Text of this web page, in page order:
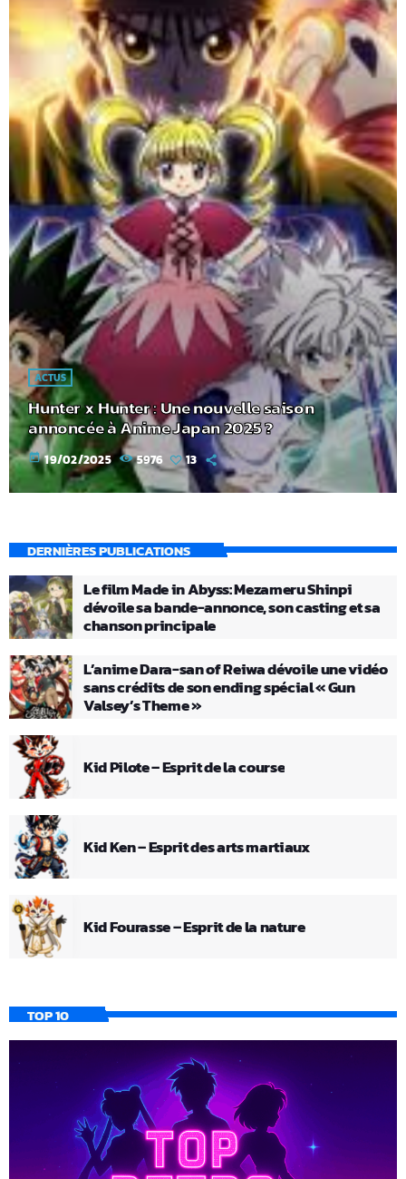
ACTUS
Hunter x Hunter : Une nouvelle saison
annoncée à Anime Japan 2025 ?
today 19/02/2025 5976 13
DERNIÈRES PUBLICATIONS
Le film Made in Abyss: Mezameru Shinpi
dévoile sa bande-annonce, son casting et sa
chanson principale
L’anime Dara-san of Reiwa dévoile une vidéo
sans crédits de son ending spécial « Gun
Valsey’s Theme »
Kid Pilote – Esprit de la course
Kid Ken – Esprit des arts martiaux
Kid Fourasse – Esprit de la nature
TOP 10